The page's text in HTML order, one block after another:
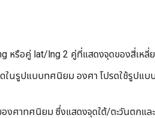
หรือคู่ lat/lng 2 คู่ที่แสดงจุดของสี่เห
ในรูปแบบทศนิยม องศา โปรดใช้รูปแบ
งศาทศนิยม ซึ่งแสดงจุดใต้/ตะวันตกแล